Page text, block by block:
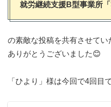
就労継続支援B型事業所
の素敵な投稿を共有させてい
ありがとうございました😊
「ひより」様は今回で4回目